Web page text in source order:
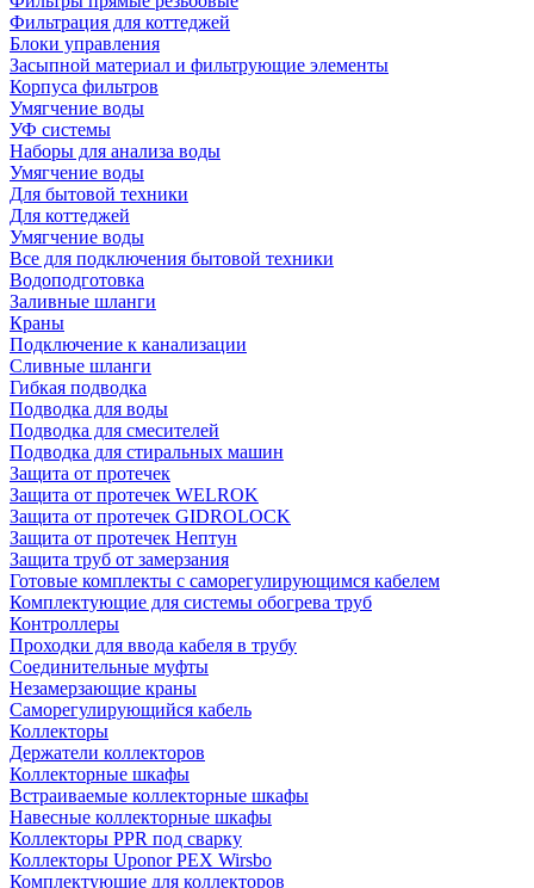
Фильтрация для коттеджей
Блоки управления
Засыпной материал и фильтрующие элементы
Корпуса фильтров
Умягчение воды
УФ системы
Наборы для анализа воды
Умягчение воды
Для бытовой техники
Для коттеджей
Умягчение воды
Все для подключения бытовой техники
Водоподготовка
Заливные шланги
Краны
Подключение к канализации
Сливные шланги
Гибкая подводка
Подводка для воды
Подводка для смесителей
Подводка для стиральных машин
Защита от протечек
Защита от протечек WELROK
Защита от протечек GIDROLOCK
Защита от протечек Нептун
Защита труб от замерзания
Готовые комплекты с саморегулирующимся кабелем
Комплектующие для системы обогрева труб
Контроллеры
Проходки для ввода кабеля в трубу
Соединительные муфты
Незамерзающие краны
Саморегулирующийся кабель
Коллекторы
Держатели коллекторов
Коллекторные шкафы
Встраиваемые коллекторные шкафы
Навесные коллекторные шкафы
Коллекторы PPR под сварку
Коллекторы Uponor PEX Wirsbo
Комплектующие для коллекторов